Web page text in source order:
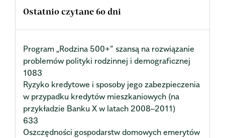
Ostatnio czytane 60 dni
Program „Rodzina 500+” szansą na rozwiązanie
problemów polityki rodzinnej i demograficznej
1083
Ryzyko kredytowe i sposoby jego zabezpieczenia
w przypadku kredytów mieszkaniowych (na
przykładzie Banku X w latach 2008–2011)
633
Oszczędności gospodarstw domowych emerytów